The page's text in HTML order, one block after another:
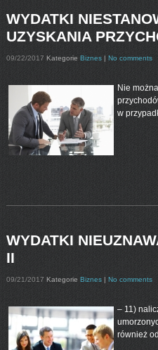
WYDATKI
UZYSKANIA
09/22/2017 Kategorie Biznes| No comments
Nie
w
WYDATKI
II
09/21/2017 Kategorie Biznes| No comments
– 11)
również